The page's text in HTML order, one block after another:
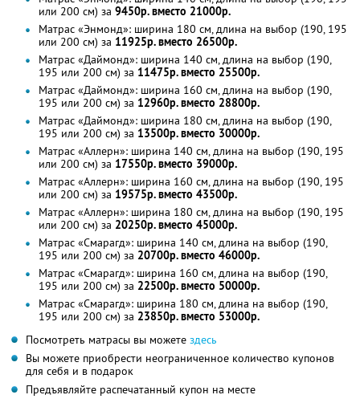
или 200 см) за 9450р. вместо 21000р.
Матрас «Энмонд»: ширина 180 см, длина на выбор (190, 195
или 200 см) за 11925р. вместо 26500р.
Матрас «Даймонд»: ширина 140 см, длина на выбор (190,
195 или 200 см) за 11475р. вместо 25500р.
Матрас «Даймонд»: ширина 160 см, длина на выбор (190,
195 или 200 см) за 12960р. вместо 28800р.
Матрас «Даймонд»: ширина 180 см, длина на выбор (190,
195 или 200 см) за 13500р. вместо 30000р.
Матрас «Аллерн»: ширина 140 см, длина на выбор (190, 195
или 200 см) за 17550р. вместо 39000р.
Матрас «Аллерн»: ширина 160 см, длина на выбор (190, 195
или 200 см) за 19575р. вместо 43500р.
Матрас «Аллерн»: ширина 180 см, длина на выбор (190, 195
или 200 см) за 20250р. вместо 45000р.
Матрас «Смарагд»: ширина 140 см, длина на выбор (190,
195 или 200 см) за 20700р. вместо 46000р.
Матрас «Смарагд»: ширина 160 см, длина на выбор (190,
195 или 200 см) за 22500р. вместо 50000р.
Матрас «Смарагд»: ширина 180 см, длина на выбор (190,
195 или 200 см) за 23850р. вместо 53000р.
Посмотреть матрасы вы можете здесь
Вы можете приобрести неограниченное количество купонов
для себя и в подарок
Предъявляйте распечатанный купон на месте